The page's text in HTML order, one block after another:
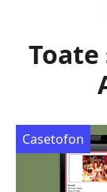
Casetofon